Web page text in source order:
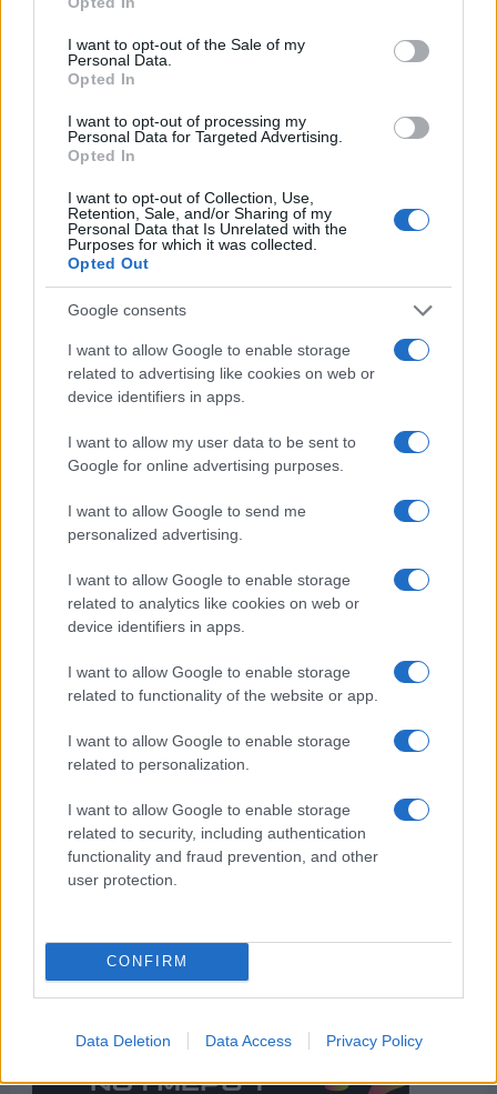
use your data for below specified purposes in below Google
consent section.
I want to opt-out of the Sale of my
Personal Data.
Opted In
I want to opt-out of processing my
Personal Data for Targeted Advertising.
Opted In
I want to opt-out of Collection, Use,
Retention, Sale, and/or Sharing of my
Personal Data that Is Unrelated with the
Purposes for which it was collected.
Opted Out
Google consents
I want to allow Google to enable storage
related to advertising like cookies on web or
device identifiers in apps.
I want to allow my user data to be sent to
Google for online advertising purposes.
I want to allow Google to send me
personalized advertising.
I want to allow Google to enable storage
related to analytics like cookies on web or
device identifiers in apps.
I want to allow Google to enable storage
related to functionality of the website or app.
I want to allow Google to enable storage
related to personalization.
I want to allow Google to enable storage
related to security, including authentication
functionality and fraud prevention, and other
user protection.
CONFIRM
Data Deletion Data Access Privacy Policy